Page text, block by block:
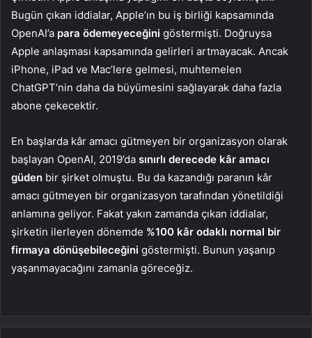
Bugün çıkan iddialar, Apple’ın bu iş birliği kapsamında
OpenAI’a para ödemeyeceğini göstermişti. Doğruysa
Apple anlaşması kapsamında gelirleri artmayacak. Ancak
iPhone, iPad ve Mac’lere gelmesi, muhtemelen
ChatGPT’nin daha da büyümesini sağlayarak daha fazla
abone çekecektir.
En başlarda kâr amacı gütmeyen bir organizasyon olarak
başlayan OpenAI, 2019’da sınırlı derecede kâr amacı
güden bir şirket olmuştu. Bu da kazandığı paranın kâr
amacı gütmeyen bir organizasyon tarafından yönetildiği
anlamına geliyor. Fakat yakın zamanda çıkan iddialar,
şirketin ilerleyen dönemde %100 kâr odaklı normal bir
firmaya dönüşebileceğini göstermişti. Bunun yaşanıp
yaşanmayacağını zamanla göreceğiz.